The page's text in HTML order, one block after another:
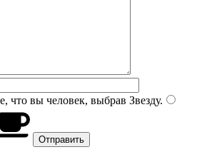
что вы человек, выбрав Звезду.